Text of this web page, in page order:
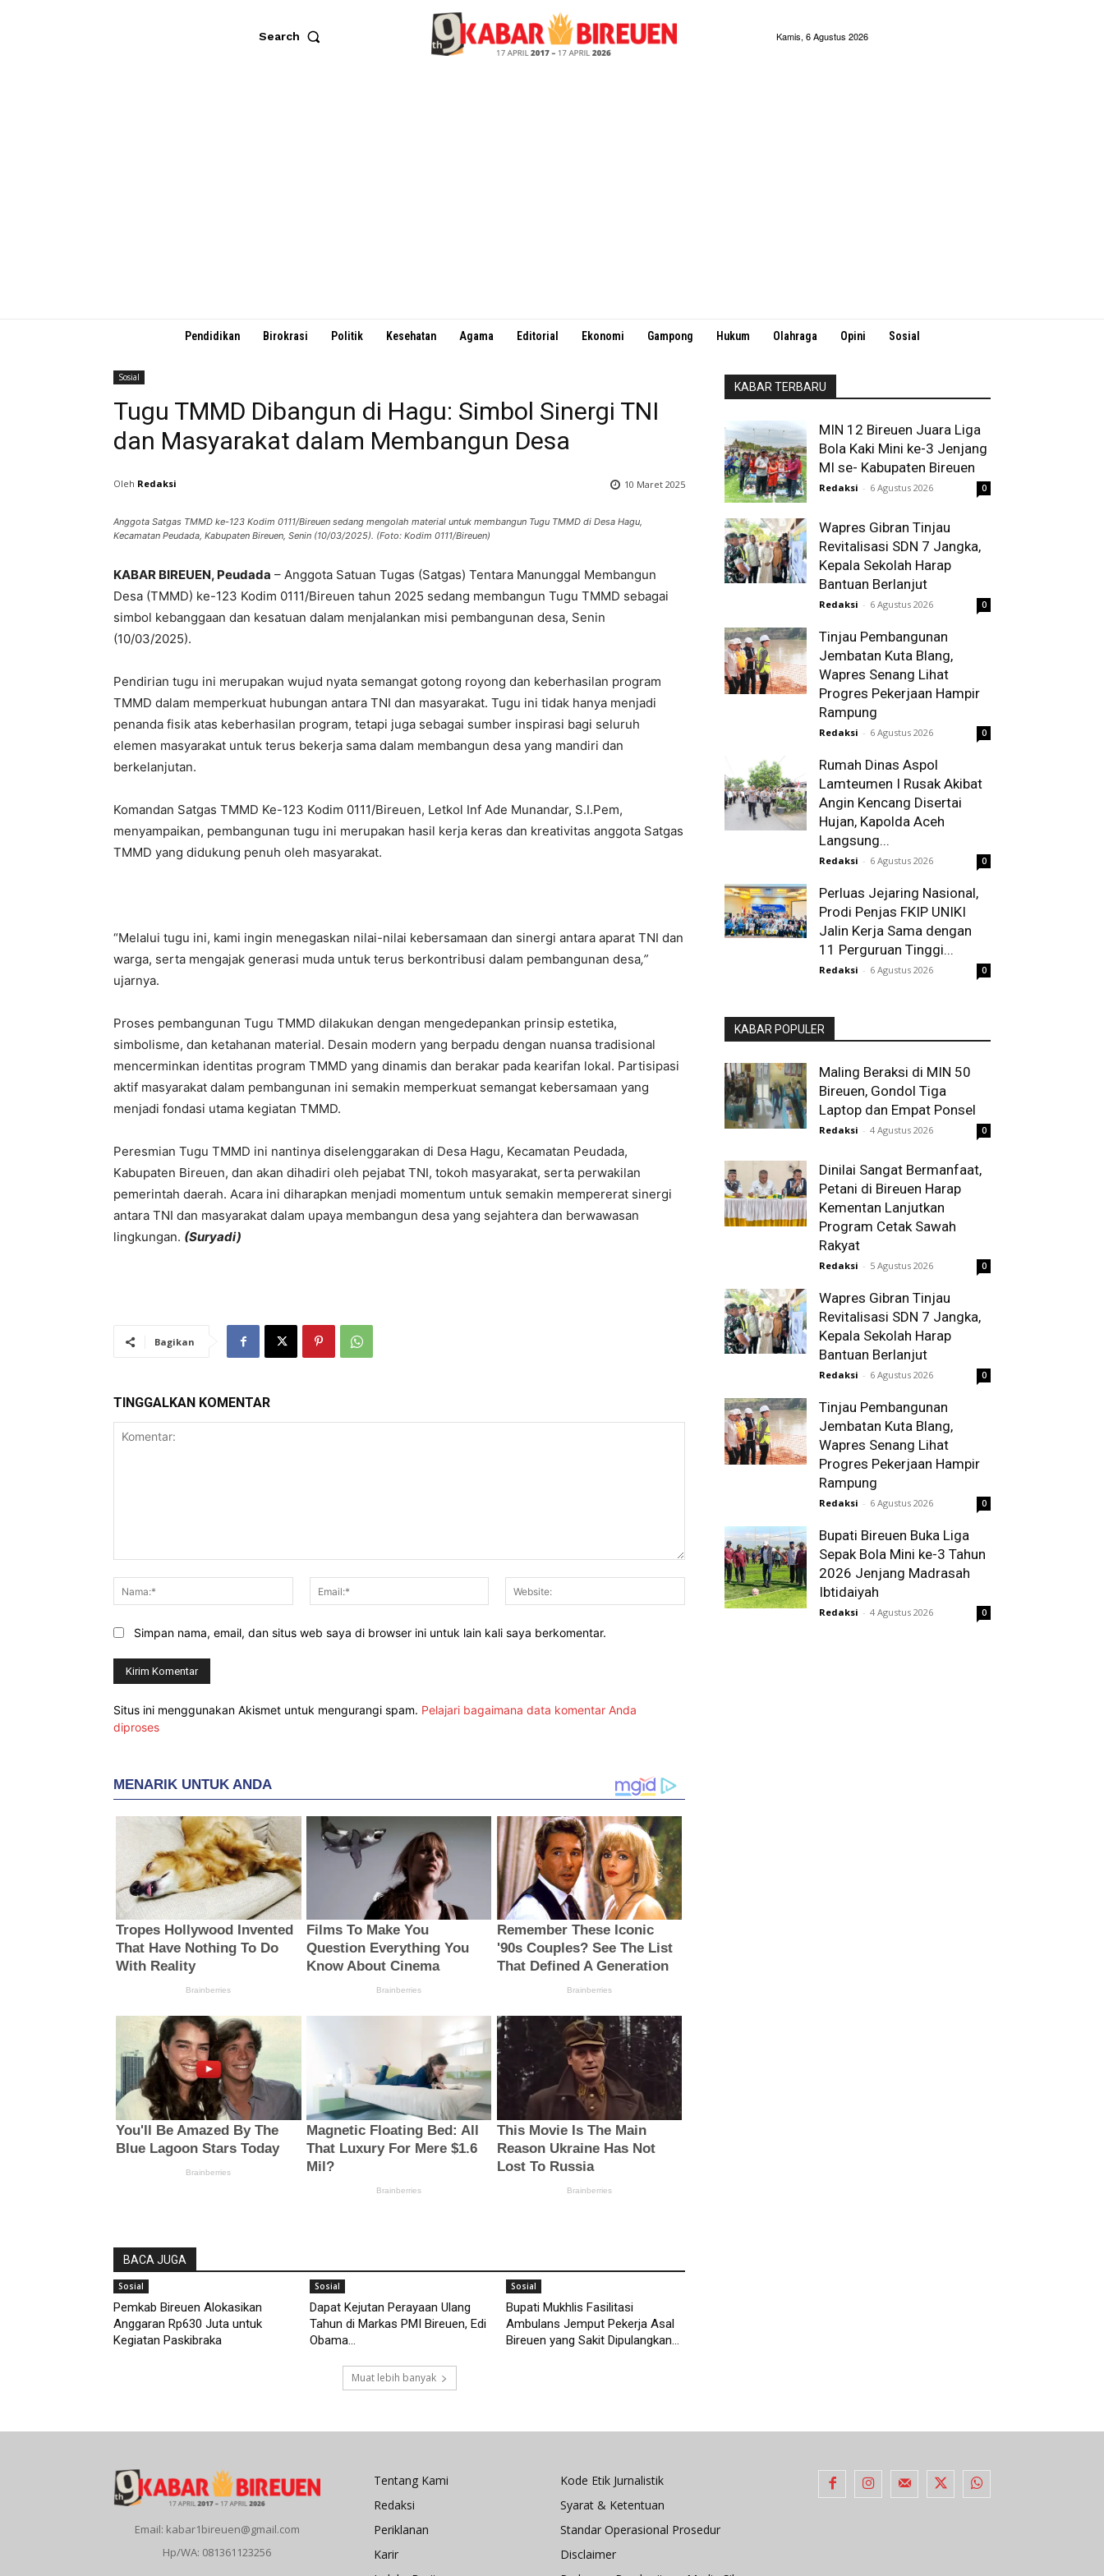
Search Kamis, 6 Agustus 2026
Pendidikan Birokrasi Politik Kesehatan Agama Editorial Ekonomi Gampong Hukum Olahraga Opini Sosial
Sosial
Tugu TMMD Dibangun di Hagu: Simbol Sinergi TNI
dan Masyarakat dalam Membangun Desa
Oleh Redaksi 10 Maret 2025
Anggota Satgas TMMD ke-123 Kodim 0111/Bireuen sedang mengolah material untuk membangun Tugu TMMD di Desa Hagu,
Kecamatan Peudada, Kabupaten Bireuen, Senin (10/03/2025). (Foto: Kodim 0111/Bireuen)
KABAR BIREUEN, Peudada – Anggota Satuan Tugas (Satgas) Tentara Manunggal Membangun
Desa (TMMD) ke-123 Kodim 0111/Bireuen tahun 2025 sedang membangun Tugu TMMD sebagai
simbol kebanggaan dan kesatuan dalam menjalankan misi pembangunan desa, Senin
(10/03/2025).
Pendirian tugu ini merupakan wujud nyata semangat gotong royong dan keberhasilan program
TMMD dalam memperkuat hubungan antara TNI dan masyarakat. Tugu ini tidak hanya menjadi
penanda fisik atas keberhasilan program, tetapi juga sebagai sumber inspirasi bagi seluruh
elemen masyarakat untuk terus bekerja sama dalam membangun desa yang mandiri dan
berkelanjutan.
Komandan Satgas TMMD Ke-123 Kodim 0111/Bireuen, Letkol Inf Ade Munandar, S.I.Pem,
menyampaikan, pembangunan tugu ini merupakan hasil kerja keras dan kreativitas anggota Satgas
TMMD yang didukung penuh oleh masyarakat.
“Melalui tugu ini, kami ingin menegaskan nilai-nilai kebersamaan dan sinergi antara aparat TNI dan
warga, serta mengajak generasi muda untuk terus berkontribusi dalam pembangunan desa,”
ujarnya.
Proses pembangunan Tugu TMMD dilakukan dengan mengedepankan prinsip estetika,
simbolisme, dan ketahanan material. Desain modern yang berpadu dengan nuansa tradisional
mencerminkan identitas program TMMD yang dinamis dan berakar pada kearifan lokal. Partisipasi
aktif masyarakat dalam pembangunan ini semakin memperkuat semangat kebersamaan yang
menjadi fondasi utama kegiatan TMMD.
Peresmian Tugu TMMD ini nantinya diselenggarakan di Desa Hagu, Kecamatan Peudada,
Kabupaten Bireuen, dan akan dihadiri oleh pejabat TNI, tokoh masyarakat, serta perwakilan
pemerintah daerah. Acara ini diharapkan menjadi momentum untuk semakin mempererat sinergi
antara TNI dan masyarakat dalam upaya membangun desa yang sejahtera dan berwawasan
lingkungan. (Suryadi)
Bagikan
TINGGALKAN KOMENTAR
Nama:*
Email:* Website:
Simpan nama, email, dan situs web saya di browser ini untuk lain kali saya berkomentar.
Situs ini menggunakan Akismet untuk mengurangi spam. Pelajari bagaimana data komentar Anda
diproses
BACA JUGA
Sosial
Pemkab Bireuen Alokasikan
Anggaran Rp630 Juta untuk
Kegiatan Paskibraka
Sosial
Dapat Kejutan Perayaan Ulang
Tahun di Markas PMI Bireuen, Edi
Obama...
Sosial
Bupati Mukhlis Fasilitasi
Ambulans Jemput Pekerja Asal
Bireuen yang Sakit Dipulangkan...
Muat lebih banyak
KABAR TERBARU
MIN 12 Bireuen Juara Liga
Bola Kaki Mini ke-3 Jenjang
MI se- Kabupaten Bireuen
Redaksi - 6 Agustus 2026 0
Wapres Gibran Tinjau
Revitalisasi SDN 7 Jangka,
Kepala Sekolah Harap
Bantuan Berlanjut
Redaksi - 6 Agustus 2026 0
Tinjau Pembangunan
Jembatan Kuta Blang,
Wapres Senang Lihat
Progres Pekerjaan Hampir
Rampung
Redaksi - 6 Agustus 2026 0
Rumah Dinas Aspol
Lamteumen I Rusak Akibat
Angin Kencang Disertai
Hujan, Kapolda Aceh
Langsung...
Redaksi - 6 Agustus 2026 0
Perluas Jejaring Nasional,
Prodi Penjas FKIP UNIKI
Jalin Kerja Sama dengan
11 Perguruan Tinggi...
Redaksi - 6 Agustus 2026 0
KABAR POPULER
Maling Beraksi di MIN 50
Bireuen, Gondol Tiga
Laptop dan Empat Ponsel
Redaksi - 4 Agustus 2026 0
Dinilai Sangat Bermanfaat,
Petani di Bireuen Harap
Kementan Lanjutkan
Program Cetak Sawah
Rakyat
Redaksi - 5 Agustus 2026 0
Wapres Gibran Tinjau
Revitalisasi SDN 7 Jangka,
Kepala Sekolah Harap
Bantuan Berlanjut
Redaksi - 6 Agustus 2026 0
Tinjau Pembangunan
Jembatan Kuta Blang,
Wapres Senang Lihat
Progres Pekerjaan Hampir
Rampung
Redaksi - 6 Agustus 2026 0
Bupati Bireuen Buka Liga
Sepak Bola Mini ke-3 Tahun
2026 Jenjang Madrasah
Ibtidaiyah
Redaksi - 4 Agustus 2026 0
Email: kabar1bireuen@gmail.com
Hp/WA: 081361123256
Tentang Kami
Redaksi
Periklanan
Karir
Kode Etik Jurnalistik
Syarat & Ketentuan
Standar Operasional Prosedur
Disclaimer